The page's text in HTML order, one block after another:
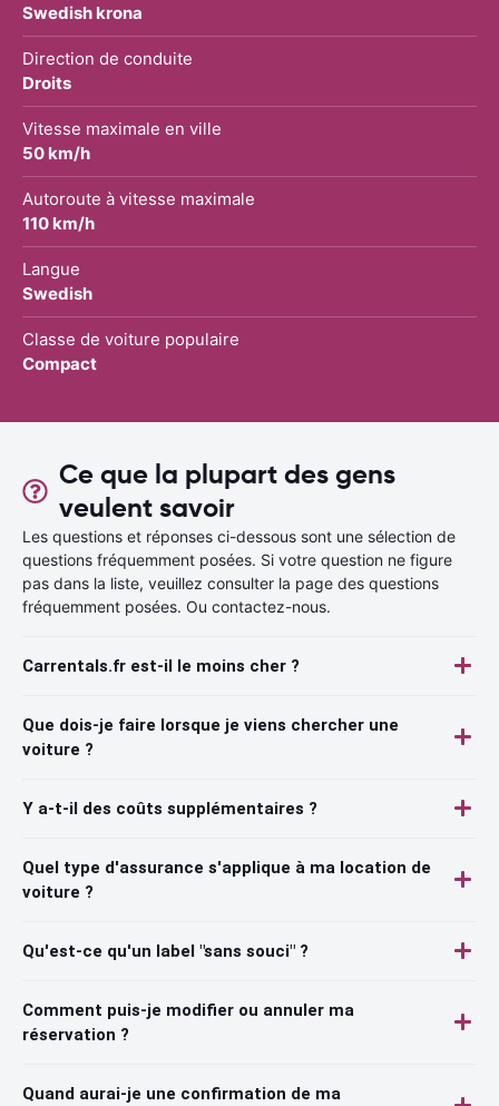
Swedish krona
Direction de conduite
Droits
Vitesse maximale en ville
50 km/h
Autoroute à vitesse maximale
110 km/h
Langue
Swedish
Classe de voiture populaire
Compact
Ce que la plupart des gens
veulent savoir
Les questions et réponses ci-dessous sont une sélection de
questions fréquemment posées. Si votre question ne figure
pas dans la liste, veuillez consulter la page des questions
fréquemment posées. Ou contactez-nous.
Carrentals.fr est-il le moins cher ?
Que dois-je faire lorsque je viens chercher une
voiture ?
Y a-t-il des coûts supplémentaires ?
Quel type d'assurance s'applique à ma location de
voiture ?
Qu'est-ce qu'un label "sans souci" ?
Comment puis-je modifier ou annuler ma
réservation ?
Quand aurai-je une confirmation de ma